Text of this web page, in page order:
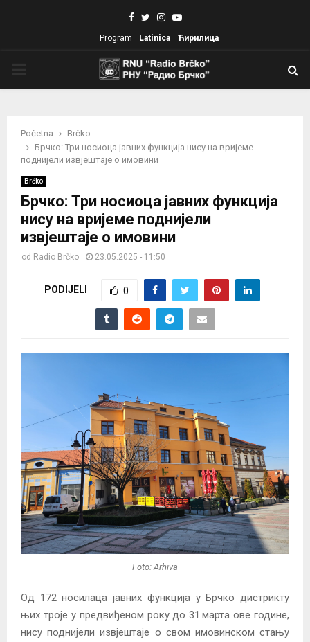
Facebook
TwitterInstagram
Youtube
Program Latinica Ћирилица
Početna
Brčko
Брчко: Три носиоца јавних функција нису на вријеме
поднијели извјештаје о имовини
Brčko
Брчко: Три носиоца јавних функција
нису на вријеме поднијели
извјештаје о имовини
od Radio Brčko 23.05.2025 - 11:50
PODIJELI 0
Foto: Arhiva
Од 172 носилаца јавних функција у Брчко дистрикту
њих троје у предвиђеном року до 31.марта ове године,
нису поднијели извјештаје о свом имовинском стању